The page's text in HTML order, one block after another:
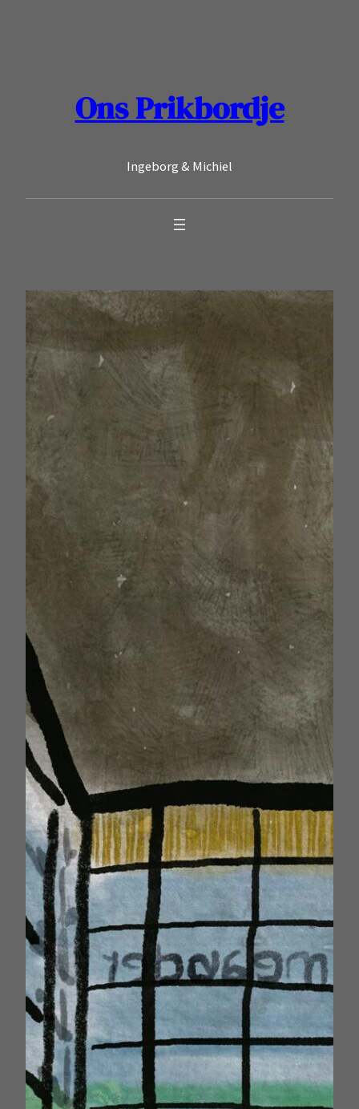
Ons Prikbordje
Ingeborg & Michiel